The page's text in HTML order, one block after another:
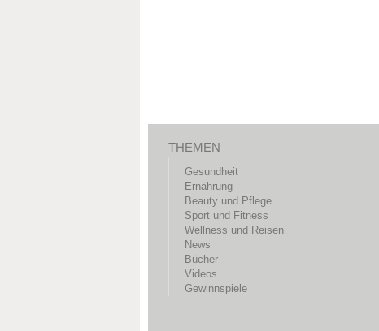
THEMEN
Gesundheit
Ernährung
Beauty und Pflege
Sport und Fitness
Wellness und Reisen
News
Bücher
Videos
Gewinnspiele